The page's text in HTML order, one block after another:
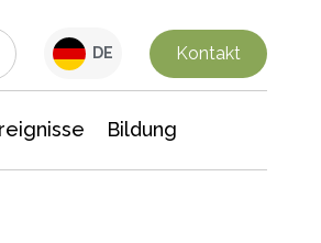
DE Kontakt
Bildung